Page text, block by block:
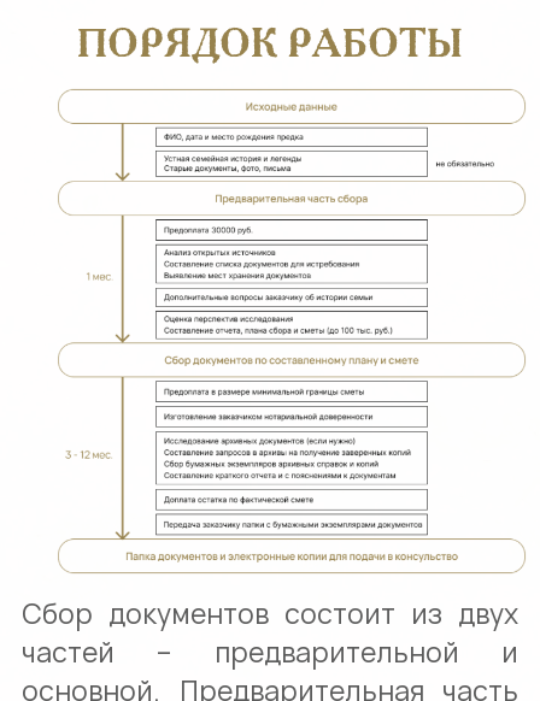
ПОРЯДОК РАБОТЫ
Сбор документов состоит из двух
частей – предварительной и
основной. Предварительная часть